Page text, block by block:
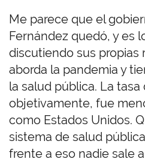
Me parece que el
Fernández quedó, y es
discutiendo sus propias
aborda la pandemia y
la salud pública. La
objetivamente, fue
como Estados Unidos.
sistema de salud
frente a eso nadie sale